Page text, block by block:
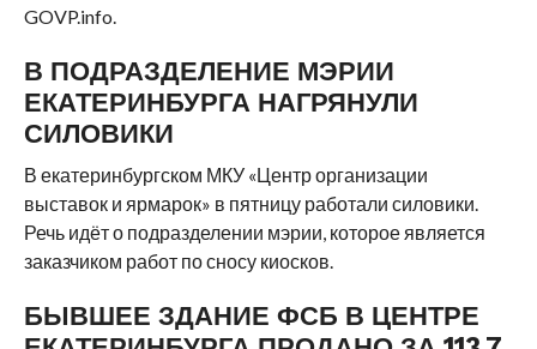
GOVP.info.
В ПОДРАЗДЕЛЕНИЕ МЭРИИ
ЕКАТЕРИНБУРГА НАГРЯНУЛИ
СИЛОВИКИ
В екатеринбургском МКУ «Центр организации
выставок и ярмарок» в пятницу работали силовики.
Речь идёт о подразделении мэрии, которое является
заказчиком работ по сносу киосков.
БЫВШЕЕ ЗДАНИЕ ФСБ В ЦЕНТРЕ